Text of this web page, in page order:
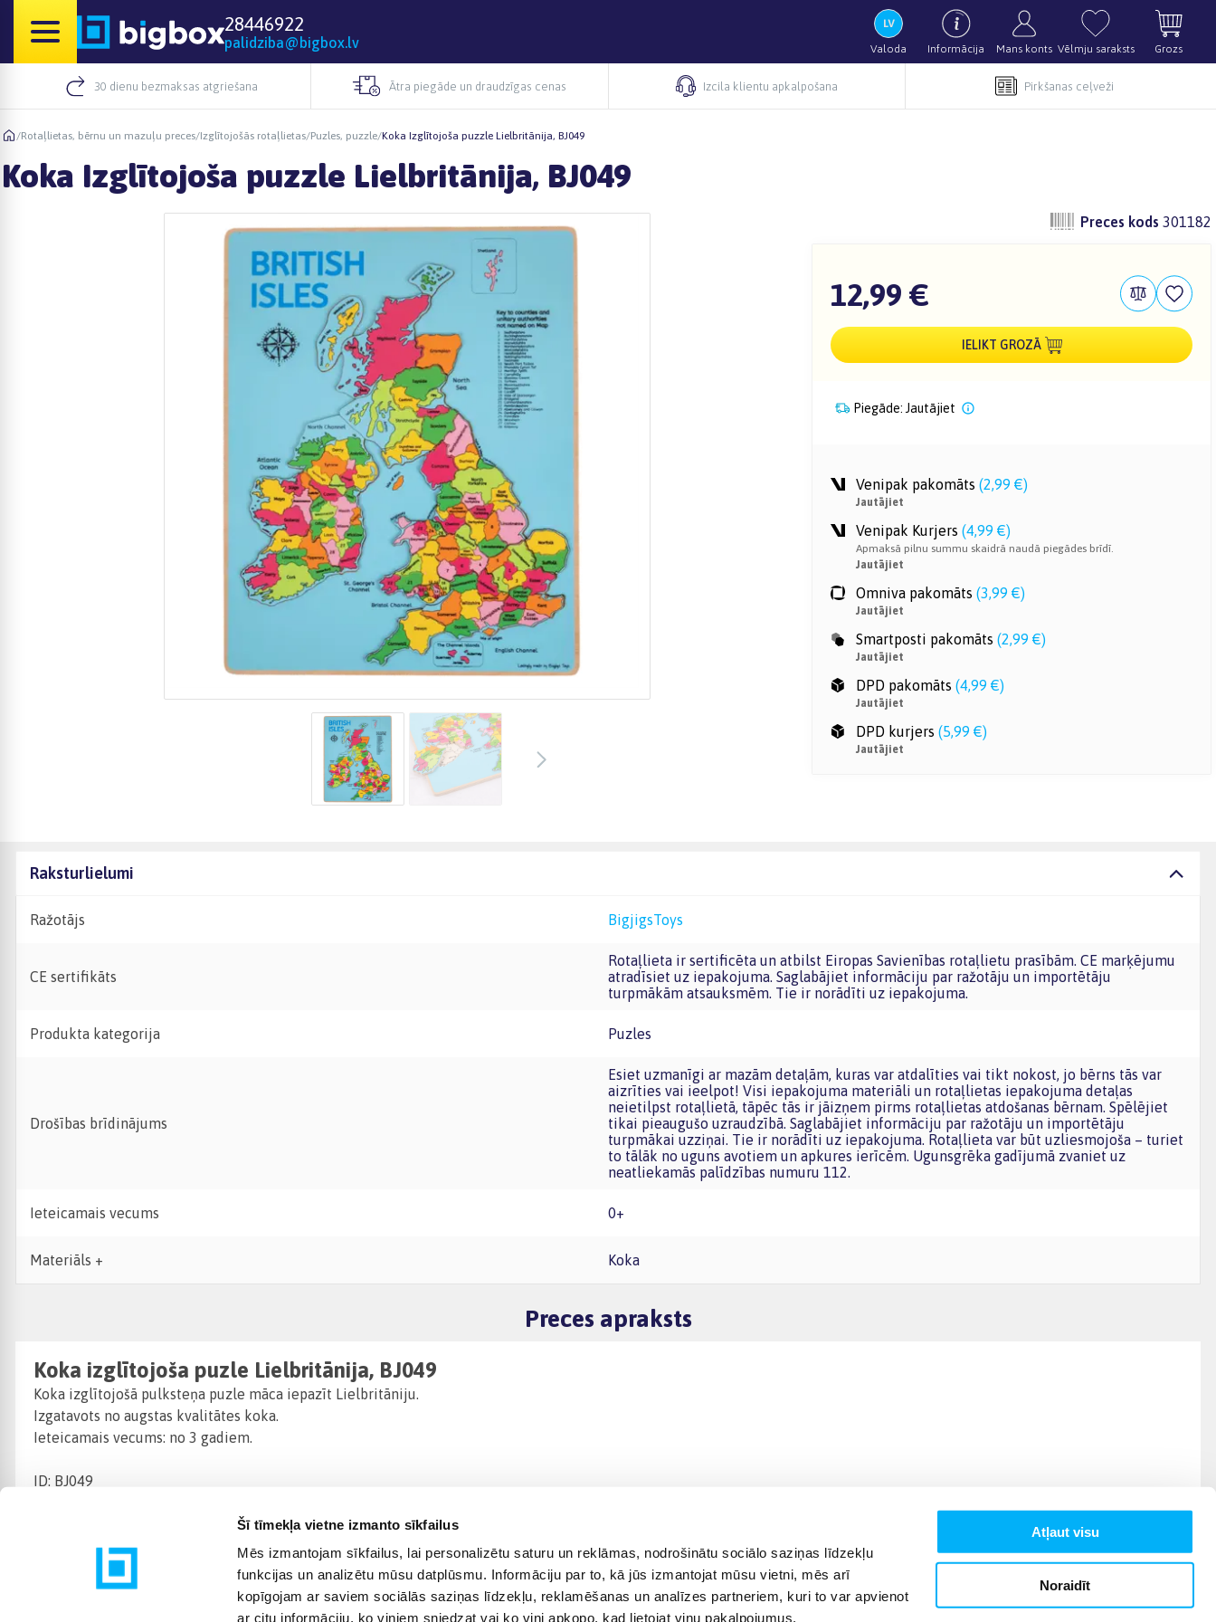
Šī tīmekļa vietne izmanto sīkfailus
Mēs izmantojam sīkfailus, lai personalizētu saturu un reklāmas, nodrošinātu sociālo saziņas līdzekļu
funkcijas un analizētu mūsu datplūsmu. Informāciju par to, kā jūs izmantojat mūsu vietni, mēs arī
kopīgojam ar saviem sociālās saziņas līdzekļu, reklamēšanas un analīzes partneriem, kuri to var apvienot
ar citu informāciju, ko viņiem sniedzat vai ko viņi apkopo, kad lietojat viņu pakalpojumus.
Atļaut visu
Noraidīt
28446922
palidziba@bigbox.lv Valoda Informācija Mans konts Vēlmju saraksts Grozs
30 dienu bezmaksas atgriešana Ātra piegāde un draudzīgas cenas Izcila klientu apkalpošana Pirkšanas ceļveži
/Rotaļlietas, bērnu un mazuļu preces/Izglītojošās rotaļlietas/Puzles, puzzle/Koka Izglītojoša puzzle Lielbritānija, BJ049
Koka Izglītojoša puzzle Lielbritānija, BJ049
Preces kods 301182
12,99 €
IELIKT GROZĀ
Piegāde: Jautājiet
Venipak pakomāts (2,99 €)
Jautājiet
Venipak Kurjers (4,99 €)
Apmaksā pilnu summu skaidrā naudā piegādes brīdī.
Jautājiet
Omniva pakomāts (3,99 €)
Jautājiet
Smartposti pakomāts (2,99 €)
Jautājiet
DPD pakomāts (4,99 €)
Jautājiet
DPD kurjers (5,99 €)
Jautājiet
Raksturlielumi
Ražotājs BigjigsToys
CE sertifikāts
Rotaļlieta ir sertificēta un atbilst Eiropas Savienības rotaļlietu prasībām. CE marķējumu
atradīsiet uz iepakojuma. Saglabājiet informāciju par ražotāju un importētāju
turpmākām atsauksmēm. Tie ir norādīti uz iepakojuma.
Produkta kategorija Puzles
Drošības brīdinājums
Esiet uzmanīgi ar mazām detaļām, kuras var atdalīties vai tikt nokost, jo bērns tās var
aizrīties vai ieelpot! Visi iepakojuma materiāli un rotaļlietas iepakojuma detaļas
neietilpst rotaļlietā, tāpēc tās ir jāizņem pirms rotaļlietas atdošanas bērnam. Spēlējiet
tikai pieaugušo uzraudzībā. Saglabājiet informāciju par ražotāju un importētāju
turpmākai uzziņai. Tie ir norādīti uz iepakojuma. Rotaļlieta var būt uzliesmojoša – turiet
to tālāk no uguns avotiem un apkures ierīcēm. Ugunsgrēka gadījumā zvaniet uz
neatliekamās palīdzības numuru 112.
Ieteicamais vecums 0+
Materiāls + Koka
Preces apraksts
Koka izglītojoša puzle Lielbritānija, BJ049
Koka izglītojošā pulksteņa puzle māca iepazīt Lielbritāniju.
Izgatavots no augstas kvalitātes koka.
Ieteicamais vecums: no 3 gadiem.
ID: BJ049